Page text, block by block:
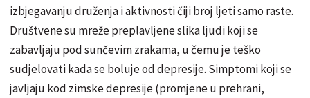
izbjegavanju druženja i aktivnosti čiji broj ljeti samo raste.
Društvene su mreže preplavljene slika ljudi koji se
zabavljaju pod sunčevim zrakama, u čemu je teško
sudjelovati kada se boluje od depresije. Simptomi koji se
javljaju kod zimske depresije (promjene u prehrani,